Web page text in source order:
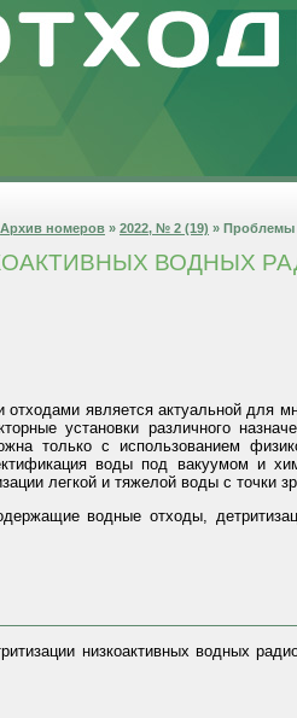
Архив номеров » 2022, № 2 (19) » Проблемы
ВОДНЫХ
является актуальной для
установки различного
только с использованием
воды под вакуумом и
легкой и тяжелой воды с точки
водные отходы,
низкоактивных водных